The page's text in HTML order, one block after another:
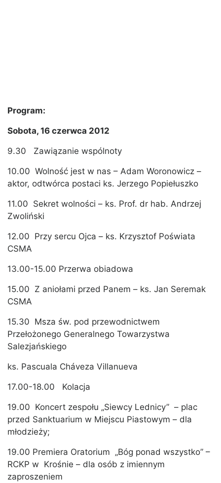
Program:
Sobota, 16 czerwca 2012
9.30 Zawiązanie wspólnoty
10.00 Wolność jest w nas – Adam Woronowicz –
aktor, odtwórca postaci ks. Jerzego Popiełuszko
11.00 Sekret wolności – ks. Prof. dr hab. Andrzej
Zwoliński
12.00 Przy sercu Ojca – ks. Krzysztof Poświata
CSMA
13.00-15.00 Przerwa obiadowa
15.00 Z aniołami przed Panem – ks. Jan Seremak
CSMA
15.30 Msza św. pod przewodnictwem
Przełożonego Generalnego Towarzystwa
Salezjańskiego
ks. Pascuala Cháveza Villanueva
17.00-18.00 Kolacja
19.00 Koncert zespołu „Siewcy Lednicy” – plac
przed Sanktuarium w Miejscu Piastowym – dla
młodzieży;
19.00 Premiera Oratorium „Bóg ponad wszystko” –
RCKP w Krośnie – dla osób z imiennym
zaproszeniem